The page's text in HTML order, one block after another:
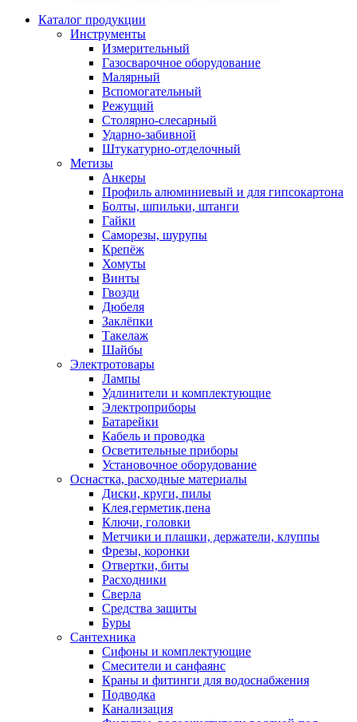
Каталог продукции
Инструменты
Измерительный
Газосварочное оборудование
Малярный
Вспомогательный
Режущий
Столярно-слесарный
Ударно-забивной
Штукатурно-отделочный
Метизы
Анкеры
Профиль алюминиевый и для гипсокартона
Болты, шпильки, штанги
Гайки
Саморезы, шурупы
Крепёж
Хомуты
Винты
Гвозди
Дюбеля
Заклёпки
Такелаж
Шайбы
Электротовары
Лампы
Удлинители и комплектующие
Электроприборы
Батарейки
Кабель и проводка
Осветительные приборы
Установочное оборудование
Оснастка, расходные материалы
Диски, круги, пилы
Клея,герметик,пена
Ключи, головки
Метчики и плашки, держатели, клуппы
Фрезы, коронки
Отвертки, биты
Расходники
Сверла
Средства защиты
Буры
Сантехника
Сифоны и комплектующие
Смесители и санфаянс
Краны и фитинги для водоснабжения
Подводка
Канализация